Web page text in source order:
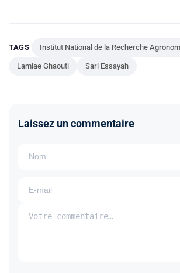
TAGS Institut National de la Recherche
Lamiae Ghaouti Sari Essayah
Laissez un commentaire